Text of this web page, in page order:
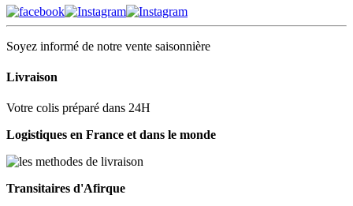
Soyez informé de notre vente saisonnière
Livraison
Votre colis préparé dans 24H
Logistiques en France et dans le monde
Transitaires d'Afirque